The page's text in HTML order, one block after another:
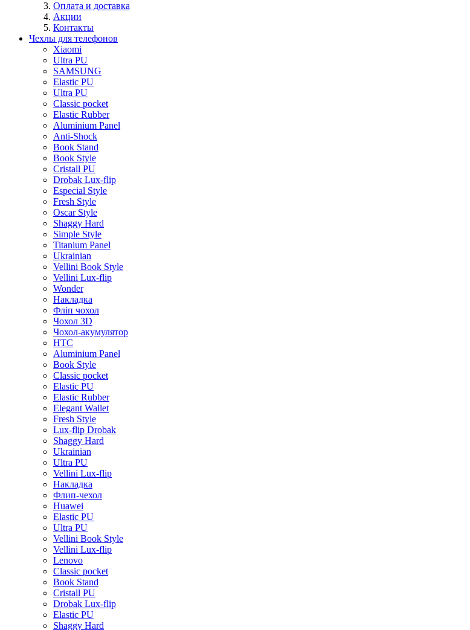
Оплата и доставка
Акции
Контакты
Чехлы для телефонов
Xiaomi
Ultra PU
SAMSUNG
Elastic PU
Ultra PU
Classic pocket
Elastic Rubber
Aluminium Panel
Anti-Shock
Book Stand
Book Style
Cristall PU
Drobak Lux-flip
Especial Style
Fresh Style
Oscar Style
Shaggy Hard
Simple Style
Titanium Panel
Ukrainian
Vellini Book Style
Vellini Lux-flip
Wonder
Накладка
Фліп чохол
Чохол 3D
Чохол-акумулятор
HTC
Aluminium Panel
Book Style
Classic pocket
Elastic PU
Elastic Rubber
Elegant Wallet
Fresh Style
Lux-flip Drobak
Shaggy Hard
Ukrainian
Ultra PU
Vellini Lux-flip
Накладка
Флип-чехол
Huawei
Elastic PU
Ultra PU
Vellini Book Style
Vellini Lux-flip
Lenovo
Classic pocket
Book Stand
Cristall PU
Drobak Lux-flip
Elastic PU
Shaggy Hard